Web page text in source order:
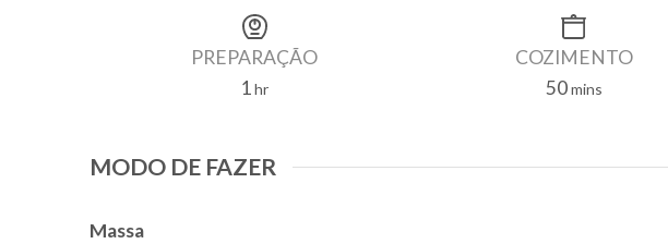
PREPARAÇÃO
1hour
hr
COZIMENTO
50minutes
mins
MODO DE FAZER
Massa